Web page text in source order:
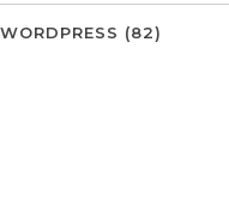
WORDPRESS (82)